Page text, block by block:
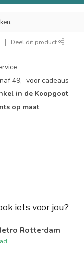
Deel dit product
49,- voor cadeaus
in de Koopgoot
op maat
iets voor jou?
Rotterdam